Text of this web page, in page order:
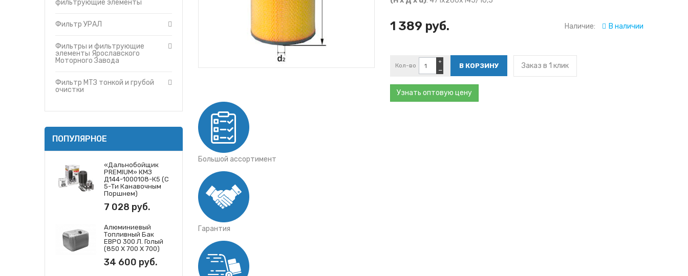
Утеплители капота
Доставка
Контакты
Фильтры и фильтрующие элементы Mann
Фильтры и фильтрующие элементы Iveco
Фильтры и фильтрующие элементы JCB
фильтрующие элементы
Фильтр УРАЛ
Фильтры и фильтрующие
элементы Ярославского
Моторного Завода
Фильтр МТЗ тонкой и грубой
очистки
ПОПУЛЯРНОЕ
«Дальнобойщик
PREMIUM» КМЗ
Д144-1000108-К5 (с
5-Ти Канавочным
Поршнем)
7 028 руб.
Алюминиевый
Топливный Бак
ЕВРО 300 Л. Голый
(850 Х 700 Х 700)
34 600 руб.
1 389 руб. Наличие: В наличии
Кол-во
−
+ Заказ в 1 клик
Узнать оптовую цену
Большой ассортимент
Гарантия